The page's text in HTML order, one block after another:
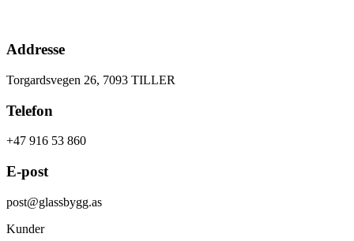
Addresse
Torgardsvegen 26, 7093 TILLER
Telefon
+47 916 53 860
E-post
post@glassbygg.as
Kunder